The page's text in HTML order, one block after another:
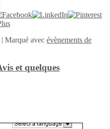
| Marqué avec évènements de
et quelques